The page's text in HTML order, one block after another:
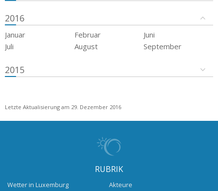
2016
Januar Februar
Juni
Juli
August September
2015
Letzte Aktualisierung am 29. Dezember 2016
RUBRIK
Wetter in Luxemburg
Akteure